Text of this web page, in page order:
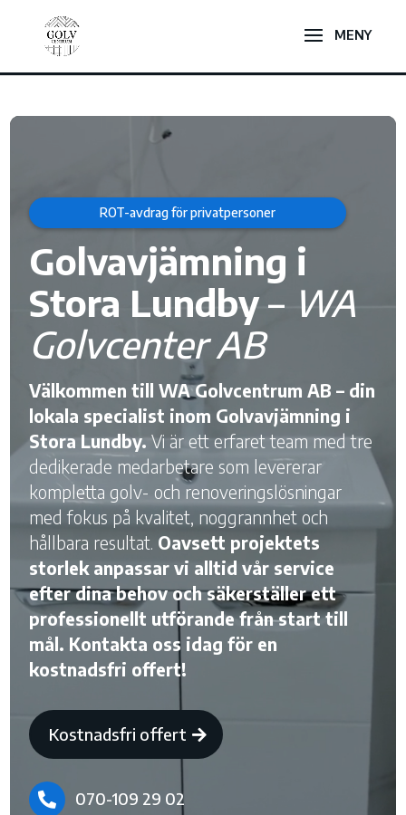
Videospelare
ROT-avdrag för privatpersoner
Golvavjämning i
Stora Lundby– WA
Golvcenter AB
Välkommen till WA Golvcentrum AB – din
lokala specialist inom Golvavjämning i
Stora Lundby.Vi är ett erfaret team med tre
dedikerade medarbetare som levererar
kompletta golv- och renoveringslösningar
med fokus på kvalitet, noggrannhet och
hållbara resultat. Oavsett projektets
storlek anpassar vi alltid vår service
efter dina behov och säkerställer ett
professionellt utförande från start till
mål. Kontakta oss idag för en
kostnadsfri offert!
Kostnadsfri offert
 070-109 29 02